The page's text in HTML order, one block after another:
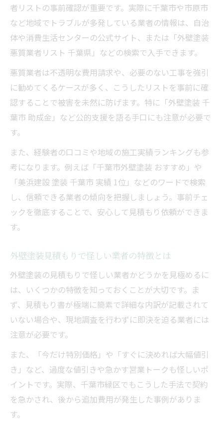
者リストの事前確認が重要です。実際に千葉市や市原市
など地域でトラブルが多発している業者の情報は、自治
体や消費生活センターの公式サイト、または「外壁塗装
悪質業者リスト 千葉県」などの検索で入手できます。
悪質業者は不透明な費用請求や、必要のない工事を強引
に勧めてくるケースが多く、こうしたリストを事前に確
認することで被害を未然に防げます。特に「外壁塗装 千
葉市 助成金」など公的支援を語る手口にも注意が必要で
す。
また、経験者の口コミや地域の施工実績ランキングも参
考になります。例えば「千葉市外壁塗装 おすすめ」や
「美浜建設 塗装 千葉市 実績 1位」などのワードで検索
し、信頼できる業者の傾向を把握しましょう。事前チェ
ックを徹底することで、安心して見積もり依頼ができま
す。
外壁塗装見積もりで怪しい業者の特徴とは
外壁塗装の見積もりで怪しい業者かどうかを見極めるに
は、いくつかの特徴を知っておくことが大切です。ま
ず、見積もり書が極端に簡素で詳細な内訳が記載されて
いない場合や、現地調査を行わずに即決を迫る業者には
注意が必要です。
また、「今だけ特別価格」や「すぐに決めれば大幅値引
き」など、過度な値引きや急かす営業トークも怪しいポ
イントです。実際、千葉市緑区でもこうした手法で契約
を急かされ、後から追加費用が発生した事例がありま
す。